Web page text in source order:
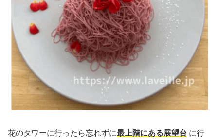
花のタワーに行ったら忘れずに最上階にある展望台 に行